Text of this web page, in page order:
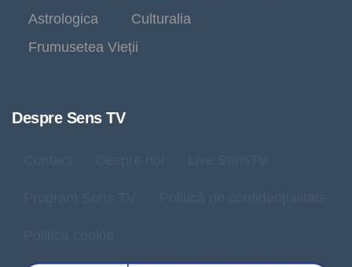
Astrologica
Culturalia
Frumusetea Vieții
Despre Sens TV